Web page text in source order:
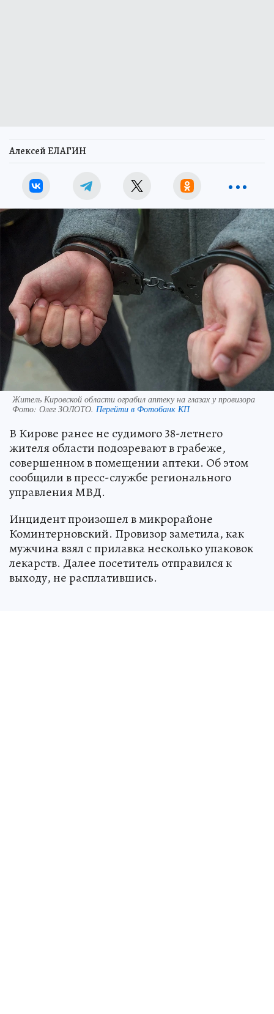
Алексей ЕЛАГИН
Житель Кировской области ограбил аптеку на глазах у провизора
Фото: Олег ЗОЛОТО. Перейти в Фотобанк КП
В Кирове ранее не судимого 38-летнего
жителя области подозревают в грабеже,
совершенном в помещении аптеки. Об этом
сообщили в пресс-службе регионального
управления МВД.
Инцидент произошел в микрорайоне
Коминтерновский. Провизор заметила, как
мужчина взял с прилавка несколько упаковок
лекарств. Далее посетитель отправился к
выходу, не расплатившись.